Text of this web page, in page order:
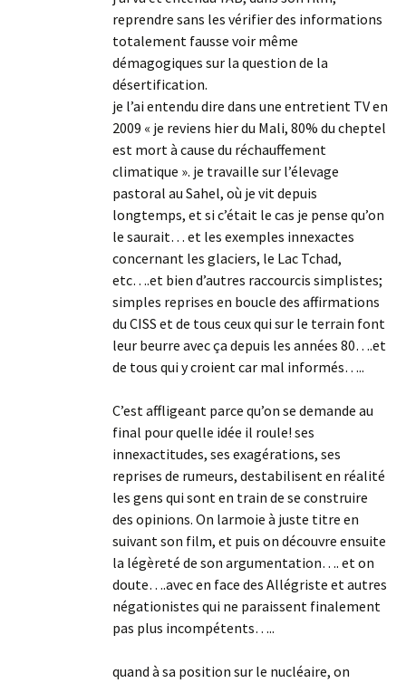
reprendre sans les vérifier des informations
totalement fausse voir même
démagogiques sur la question de la
désertification.
je l’ai entendu dire dans une entretient TV en
2009 « je reviens hier du Mali, 80% du cheptel
est mort à cause du réchauffement
climatique ». je travaille sur l’élevage
pastoral au Sahel, où je vit depuis
longtemps, et si c’était le cas je pense qu’on
le saurait… et les exemples innexactes
concernant les glaciers, le Lac Tchad,
etc….et bien d’autres raccourcis simplistes;
simples reprises en boucle des affirmations
du CISS et de tous ceux qui sur le terrain font
leur beurre avec ça depuis les années 80….et
de tous qui y croient car mal informés…..
C’est affligeant parce qu’on se demande au
final pour quelle idée il roule! ses
innexactitudes, ses exagérations, ses
reprises de rumeurs, destabilisent en réalité
les gens qui sont en train de se construire
des opinions. On larmoie à juste titre en
suivant son film, et puis on découvre ensuite
la légèreté de son argumentation…. et on
doute….avec en face des Allégriste et autres
négationistes qui ne paraissent finalement
pas plus incompétents…..
quand à sa position sur le nucléaire, on